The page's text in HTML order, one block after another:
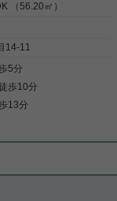
｣ オートロック・宅配
追い焚き・浴室乾燥機・
ュリティもしっかりした
方はお気軽にお問い合わ
ターホン・オートロック
面でも優れておりま
合わせください！お待
！
（56.20㎡）
14-11
5分
歩10分
13分
】2LDK◇南向き